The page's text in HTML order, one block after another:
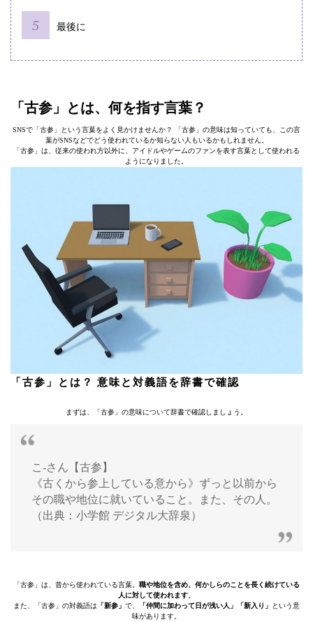
最後に
「古参」とは、何を指す言葉？
SNSで「古参」という言葉をよく見かけませんか？ 「古参」の意味は知っていても、この言
葉がSNSなどでどう使われているか知らない人もいるかもしれません。
「古参」は、従来の使われ方以外に、アイドルやゲームのファンを表す言葉として使われる
ようになりました。
「古参」とは？ 意味と対義語を辞書で確認
まずは、「古参」の意味について辞書で確認しましょう。
こ-さん【古参】
《古くから参上している意から》ずっと以前から
その職や地位に就いていること。また、その人。
（出典：小学館 デジタル大辞泉）
「古参」は、昔から使われている言葉。 職や地位を含め、何かしらのことを長く続けている
人に対して使われます
また、「古参」の対義語は 「新参」 で、 「仲間に加わって日が浅い人」「新入り」
という意
味があります。